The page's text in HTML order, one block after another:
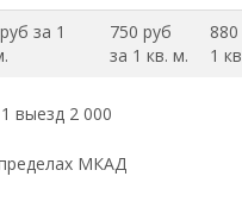
за 1
750 руб
за 1 кв. м.
1
выезд 2 000
МКАД